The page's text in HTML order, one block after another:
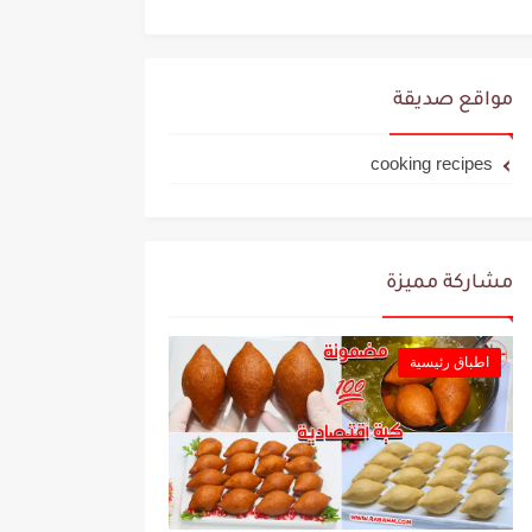
مواقع صديقة
cooking recipes
مشاركة مميزة
اطباق رئيسية